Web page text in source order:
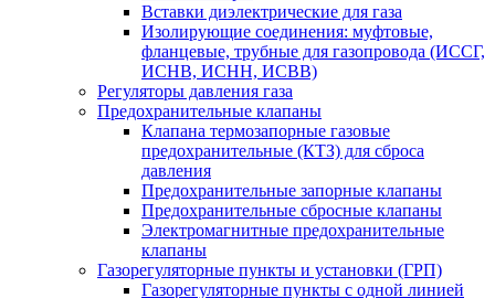
Вставки диэлектрические для газа
Изолирующие соединения: муфтовые,
фланцевые, трубные для газопровода (ИССГ,
ИСНВ, ИСНН, ИСВВ)
Регуляторы давления газа
Предохранительные клапаны
Клапана термозапорные газовые
предохранительные (КТЗ) для сброса
давления
Предохранительные запорные клапаны
Предохранительные сбросные клапаны
Электромагнитные предохранительные
клапаны
Газорегуляторные пункты и установки (ГРП)
Газорегуляторные пункты с одной линией